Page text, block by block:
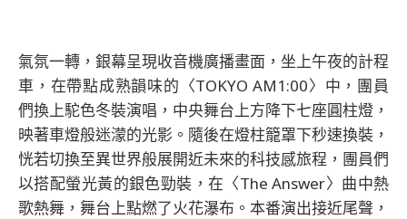
氣氛一轉，銀幕呈現收音機廣播畫面，坐上午夜的計程
車，在帶點成熟韻味的〈TOKYO AM1:00〉中，團員
們換上駝色冬裝演唱，中央舞台上方降下七座圓柱燈，
映著車燈般迷濛的光影。隨後在燈柱籠罩下秒速換裝，
恍若切換至異世界般展開近未來的科技感旅程，團員們
以搭配螢光黃的銀色勁裝，在〈The Answer〉曲中熱
歌熱舞，舞台上點燃了火花瀑布。本番演出接近尾聲，